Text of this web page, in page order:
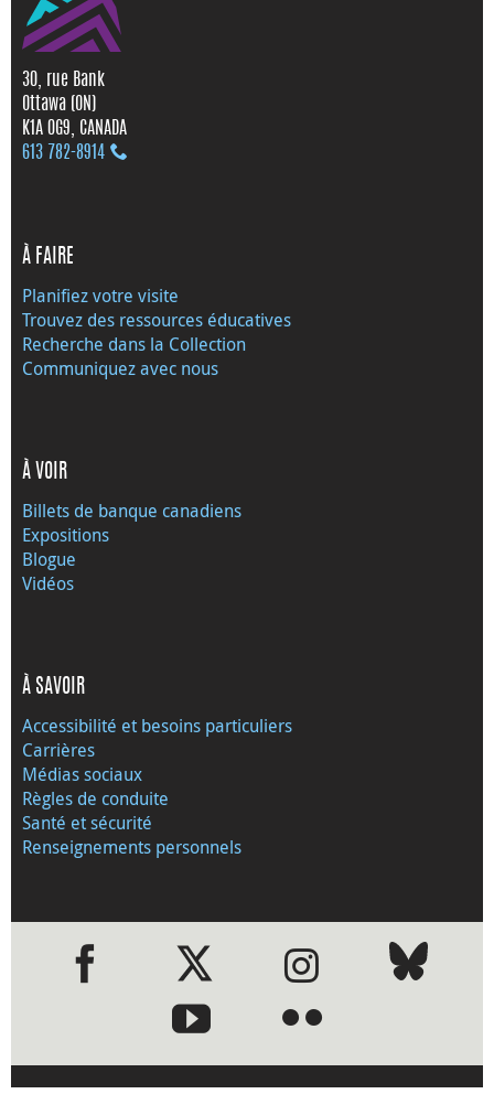
30, rue Bank
Ottawa (ON)
K1A 0G9, CANADA
613 782‑8914
À FAIRE
Planifiez votre visite
Trouvez des ressources éducatives
Recherche dans la Collection
Communiquez avec nous
À VOIR
Billets de banque canadiens
Expositions
Blogue
Vidéos
À SAVOIR
Accessibilité et besoins particuliers
Carrières
Médias sociaux
Règles de conduite
Santé et sécurité
Renseignements personnels
●●